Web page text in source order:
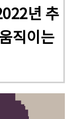
년 추
직이는